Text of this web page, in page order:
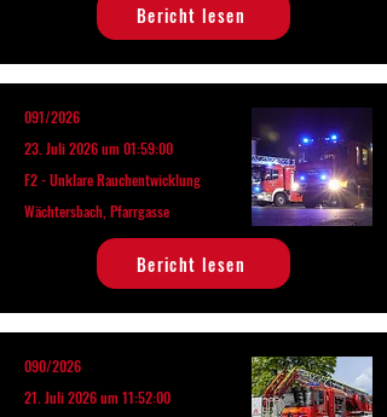
Bericht lesen
091/2026
23. Juli 2026 um 01:59:00
F2 - Unklare Rauchentwicklung
Wächtersbach, Pfarrgasse
Bericht lesen
090/2026
21. Juli 2026 um 11:52:00